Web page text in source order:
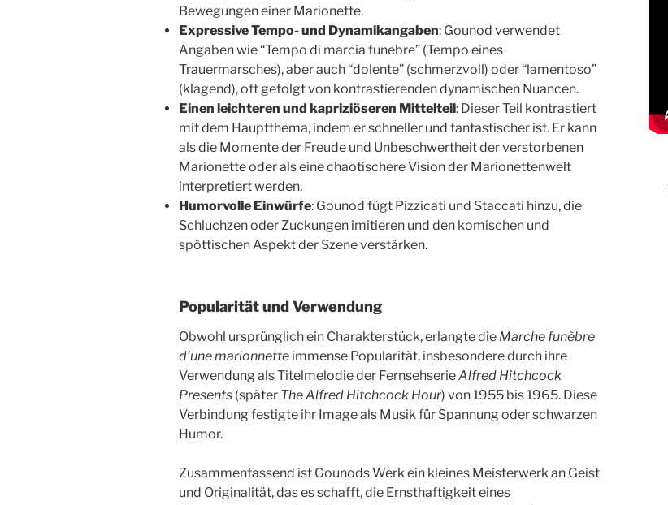
Bewegungen einer Marionette.
Expressive Tempo- und Dynamikangaben: Gounod verwendet
Angaben wie “Tempo di marcia funebre” (Tempo eines
Trauermarsches), aber auch “dolente” (schmerzvoll) oder “lamentoso”
(klagend), oft gefolgt von kontrastierenden dynamischen Nuancen.
Einen leichteren und kapriziöseren Mittelteil: Dieser Teil kontrastiert
mit dem Hauptthema, indem er schneller und fantastischer ist. Er kann
als die Momente der Freude und Unbeschwertheit der verstorbenen
Marionette oder als eine chaotischere Vision der Marionettenwelt
interpretiert werden.
Humorvolle Einwürfe: Gounod fügt Pizzicati und Staccati hinzu, die
Schluchzen oder Zuckungen imitieren und den komischen und
spöttischen Aspekt der Szene verstärken.
Popularität und Verwendung
Obwohl ursprünglich ein Charakterstück, erlangte die Marche funèbre
d’une marionnette immense Popularität, insbesondere durch ihre
Verwendung als Titelmelodie der FernsehserieAlfred Hitchcock
Presents (später The Alfred Hitchcock Hour) von 1955 bis 1965. Diese
Verbindung festigte ihr Image als Musik für Spannung oder schwarzen
Humor.
Zusammenfassend ist Gounods Werk ein kleines Meisterwerk an Geist
und Originalität, das es schafft, die Ernsthaftigkeit eines